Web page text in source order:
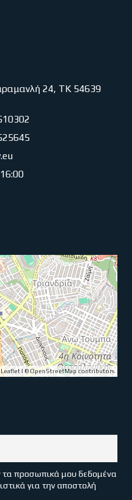
24, ΤΚ 54639
Leaflet | ©OpenStreetMapcontributors
προσωπικά μου δεδομένα
για την αποστολή